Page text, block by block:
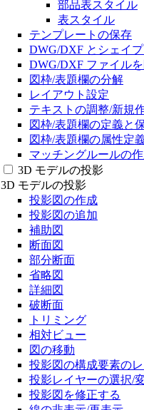
部品表スタイル
表スタイル
テンプレートの保存
DWG/DXF とシェイ
DWG/DXF ファイルを
図枠/表題欄の分解
レイアウト設定
テキストの調整/新規
図枠/表題欄の定義と
図枠/表題欄の属性定
マッチングルールの
3D モデルの投影
3D モデルの投影
投影図の作成
投影図の追加
補助図
断面図
部分断面
省略図
詳細図
破断面
トリミング
相対ビュー
図の移動
投影図の構成要素の
投影レイヤーの選択/
投影図を修正する